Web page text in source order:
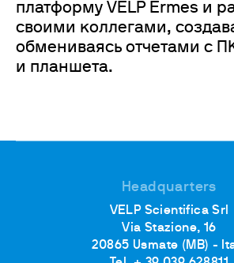
платформу VELP Ermes и
своими коллегами,
обмениваясь отчетами с
и планшета.
Headquarters
VELP Scientifica Srl
Via Stazione, 16
20865 Usmate (MB) -